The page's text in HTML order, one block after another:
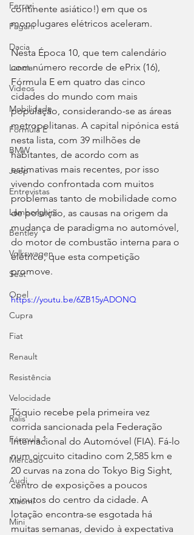
Ferrari
Pagani
Dacia
Lancia
Videos
Mobilidade
Fórmula E
BMW
Jeep
Entrevistas
Lamborghini
Bentley
Volkswagen
Seat
Opel
Cupra
Fiat
Renault
Resistência
Velocidade
Ralis
Fórmula 1
Mercado
Audi
Xiaomi
Mini
continente asiático!) em que os
monolugares elétricos aceleram.
Nesta Época 10, que tem calendário
com número recorde de ePrix (16),
Fórmula E em quatro das cinco
cidades do mundo com mais
população, considerando-se as áreas
metropolitanas. A capital nipónica está
nesta lista, com 39 milhões de
habitantes, de acordo com as
estimativas mais recentes, por isso
vivendo confrontada com muitos
problemas tanto de mobilidade como
de poluição, as causas na origem da
mudança de paradigma no automóvel,
do motor de combustão interna para o
elétrico, que esta competição
promove.
https://youtu.be/6ZB15yADONQ
Tóquio recebe pela primeira vez
corrida sancionada pela Federação
Internacional do Automóvel (FIA). Fá-lo
num circuito citadino com 2,585 km e
20 curvas na zona do Tokyo Big Sight,
centro de exposições a poucos
minutos do centro da cidade. A
lotação encontra-se esgotada há
muitas semanas, devido à expectativa